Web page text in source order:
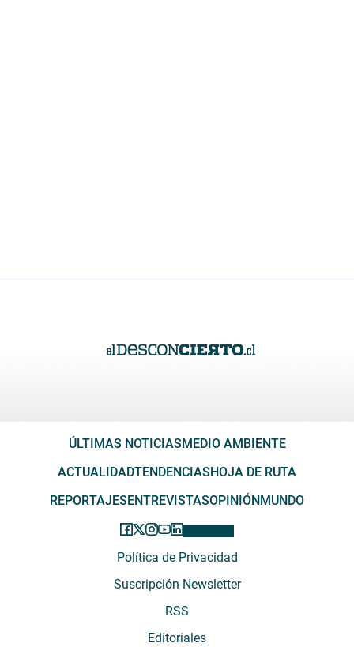
ÚLTIMAS NOTICIASMEDIO AMBIENTE
ACTUALIDADTENDENCIASHOJA DE RUTA
REPORTAJESENTREVISTASOPINIÓNMUNDO
Política de Privacidad
Suscripción Newsletter
RSS
Editoriales